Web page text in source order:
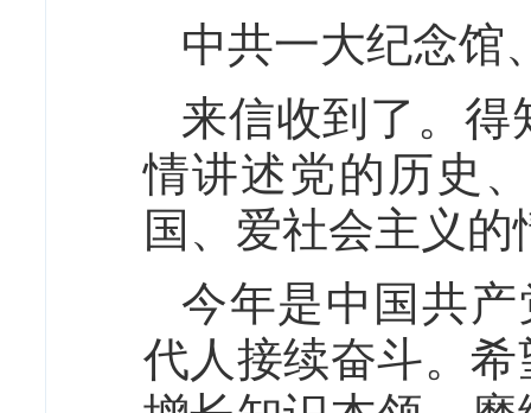
中共一大纪念馆
来信收到了。得
情讲述党的历史
国、爱社会主义
今年是中国共
代人接续奋斗。